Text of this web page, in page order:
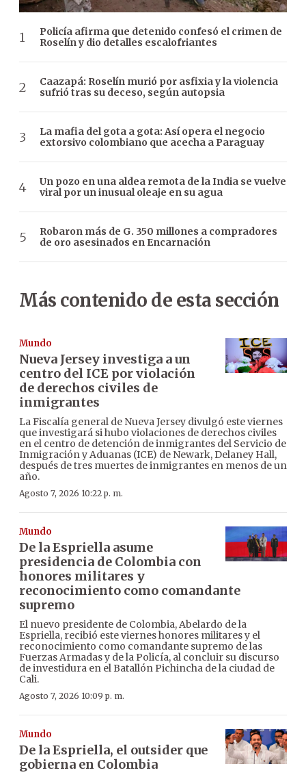
Policía afirma que detenido confesó el crimen de
Roselín y dio detalles escalofriantes
Caazapá: Roselín murió por asfixia y la violencia
sufrió tras su deceso, según autopsia
La mafia del gota a gota: Así opera el negocio
extorsivo colombiano que acecha a Paraguay
Un pozo en una aldea remota de la India se vuelve
viral por un inusual oleaje en su agua
Robaron más de G. 350 millones a compradores
de oro asesinados en Encarnación
Más contenido de esta sección
Mundo
Nueva Jersey investiga a un
centro del ICE por violación
de derechos civiles de
inmigrantes
La Fiscalía general de Nueva Jersey divulgó este viernes
que investigará si hubo violaciones de derechos civiles
en el centro de detención de inmigrantes del Servicio de
Inmigración y Aduanas (ICE) de Newark, Delaney Hall,
después de tres muertes de inmigrantes en menos de un
año.
Agosto 7, 2026 10:22 p. m.
Mundo
De la Espriella asume
presidencia de Colombia con
honores militares y
reconocimiento como comandante
supremo
El nuevo presidente de Colombia, Abelardo de la
Espriella, recibió este viernes honores militares y el
reconocimiento como comandante supremo de las
Fuerzas Armadas y de la Policía, al concluir su discurso
de investidura en el Batallón Pichincha de la ciudad de
Cali.
Agosto 7, 2026 10:09 p. m.
Mundo
De la Espriella, el outsider que
gobierna en Colombia